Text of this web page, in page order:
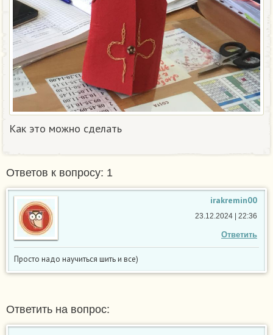
Как это можно сделать
Ответов к вопросу: 1
irakremin00
Ответить
23.12.2024 | 22:36
Просто надо научиться шить и все)
Ответить на вопрос: